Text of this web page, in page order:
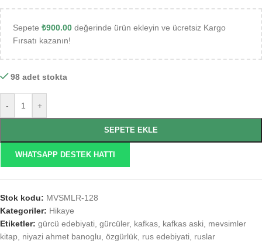
Sepete ₺900.00 değerinde ürün ekleyin ve ücretsiz Kargo
Fırsatı kazanın!
98 adet stokta
- +
SEPETE EKLE
WHATSAPP DESTEK HATTI
Stok kodu: MVSMLR-128
Kategoriler: Hikaye
Etiketler: gürcü edebiyati gürcüler, kafkas kafkas aski mevsimler
kitap niyazi ahmet banoglu özgürlük rus edebiyati ruslar